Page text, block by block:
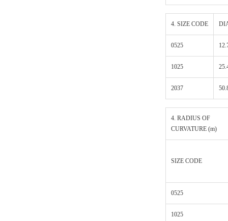
4. SIZE CODE
0525
1025
2037
4. RADIUS OF
CURVATURE (m)
SIZE CODE
0525
1025